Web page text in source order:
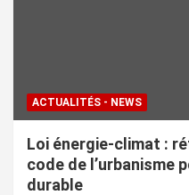
ACTUALITÉS - NEWS
Loi énergie-climat :
code de l’urbanisme
durable